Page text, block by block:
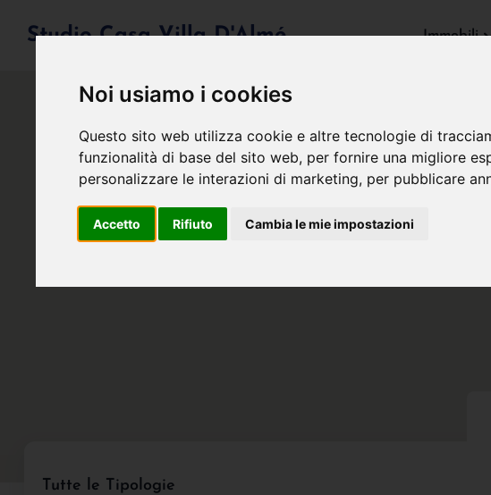
Noi usiamo i cookies
Questo sito web utilizza cookie e altre tecnologie di
funzionalità di base del sito web, per fornire una migliore
personalizzare le interazioni di marketing, per pubblicare
Accetto Rifiuto Cambia le mie impostazioni
Studio Casa Villa D'Almé Immobili
Tutte le Tipologie